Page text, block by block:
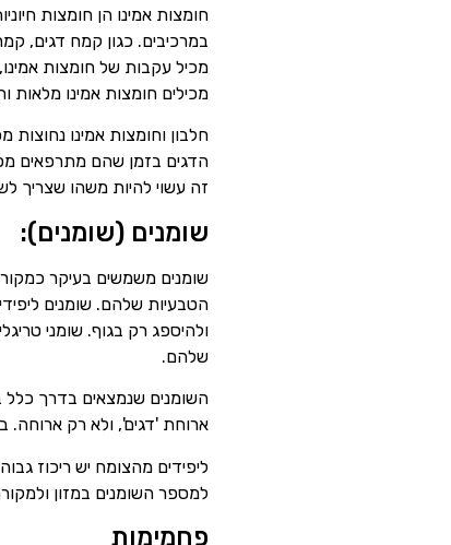
במרכיבים. כגון קמח דגים,
מכיל עקבות של חומצות
מכילים חומצות אמינו מלאות
חלבון וחומצות אמינו
הדגים בזמן שהם מתרפאים
זה עשוי להיות משהו שצריך
שומנים (שומנים):
שומנים משמשים בעיקר כמקור
ולהיספג רק בגוף. שומני
שלהם.
השומנים שנמצאים בדרך כלל
ארוחת 'דגים', ולא רק ארוחה.
ליפידים מהצומח יש ריכוז
למספר השומנים במזון
פחמימות